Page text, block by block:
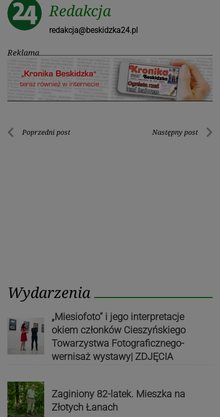
Redakcja
redakcja@beskidzka24.pl
Reklama
Nawigacja
Poprzedni post Następny post
Wydarzenia
„Miesiofoto” i jego interpretacje
okiem członków Cieszyńskiego
Towarzystwa Fotograficznego-
wernisaż wystawy| ZDJĘCIA
Zaginiony 82-latek. Mieszka na
Złotych Łanach